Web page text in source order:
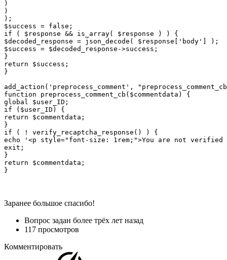
)
)
);
$success = false;
if ( $response && is_array( $response ) ) {
$decoded_response = json_decode( $response['body'] );
$success = $decoded_response->success;
}
return $success;
}
add_action('preprocess_comment',
function preprocess_comment_cb($commentdata) {
global $user_ID;
if ($user_ID) {
return $commentdata;
}
if ( ! verify_recaptcha_response() ) {
echo '<p style="font-size: 1rem;">You are not
exit;
}
return $commentdata;
}
Заранее большое спасибо!
Вопрос задан более трёх лет назад
117 просмотров
Комментировать